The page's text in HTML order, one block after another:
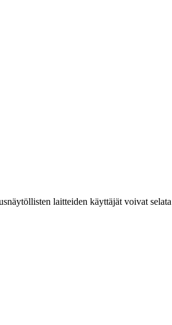
laitteiden käyttäjät voivat